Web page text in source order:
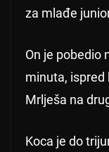
za mlađe
On je pobedio
minuta, ispred
Mrlješa na
Koca je do